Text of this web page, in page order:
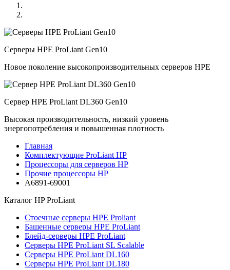
Серверы HPE ProLiant Gen10
Новое поколение высокопроизводительных серверов HPE
Сервер HPE ProLiant DL360 Gen10
Высокая производительность, низкий уровень
энергопотребления и повышенная плотность
Главная
Комплектующие ProLiant HP
Процессоры для серверов HP
Прочие процессоры HP
A6891-69001
Каталог HP ProLiant
Стоечные серверы HPE Proliant
Башенные серверы HPE ProLiant
Блейд-серверы HPE ProLiant
Серверы HPE ProLiant SL Scalable
Серверы HPE ProLiant DL160
Серверы HPE ProLiant DL180